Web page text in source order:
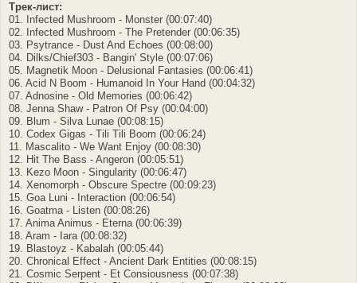
Трек-лист:
01. Infected Mushroom - Monster (00:07:40)
02. Infected Mushroom - The Pretender (00:06:35)
03. Psytrance - Dust And Echoes (00:08:00)
04. Dilks/Chief303 - Bangin' Style (00:07:06)
05. Magnetik Moon - Delusional Fantasies (00:06:41)
06. Acid N Boom - Humanoid In Your Hand (00:04:32)
07. Adnosine - Old Memories (00:06:42)
08. Jenna Shaw - Patron Of Psy (00:04:00)
09. Blum - Silva Lunae (00:08:15)
10. Codex Gigas - Tili Tili Boom (00:06:24)
11. Mascalito - We Want Enjoy (00:08:30)
12. Hit The Bass - Angeron (00:05:51)
13. Kezo Moon - Singularity (00:06:47)
14. Xenomorph - Obscure Spectre (00:09:23)
15. Goa Luni - Interaction (00:06:54)
16. Goatma - Listen (00:08:26)
17. Anima Animus - Eterna (00:06:39)
18. Aram - Iara (00:08:32)
19. Blastoyz - Kabalah (00:05:44)
20. Chronical Effect - Ancient Dark Entities (00:08:15)
21. Cosmic Serpent - Et Consiousness (00:07:38)